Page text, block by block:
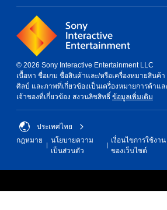
© 2026 Sony Interactive Entertainment LLC
เนื้อหา ชื่อเกม ชื่อสินค้าและ/หรือเครื่องหมายสินค้
ศิลป์ และภาพที่เกี่ยวข้องเป็นเครื่องหมายการค้าแ
เจ้าของที่เกี่ยวข้อง สงวนลิขสิทธิ์ ข้อมูลเพิ่มเติม
ประเทศไทย
กฎหมาย
นโยบายความ
เป็นส่วนตัว
เงื่อนไขการใช้งาน
ของเว็บไซต์